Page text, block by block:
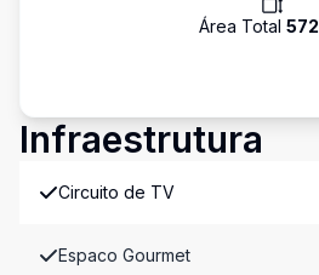
Área Total 572
Infraestrutura
Circuito de TV
Espaco Gourmet